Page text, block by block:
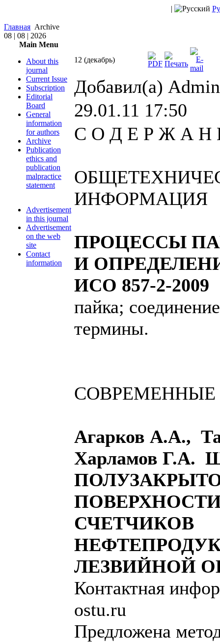
|
Главная Archive
08 | 08 | 2026
Main Menu
About this
journal
Current Issue
Subscription
Editorial
Board
General
information
for authors
Archive
Publication
ethics and
publication
malpractice
statement
Advertisement
in this journal
Advertisement
on the web
site
Contact
information
12 (декабрь)
Добавил(а)
29.01.11 17:50
С О Д Е Р Ж А
ИНФОРМАЦИЯ
ПРОЦЕССЫ
И
ИСО 857-2-2009
пайка;
термины.
Агарков А.А.,
Харламов
СЧЕТЧИКОВ
ЛЕЗВИЙНОЙ
Контактная
ostu.ru
Предложена